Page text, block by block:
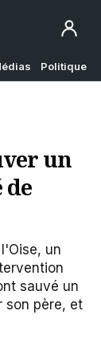
Politique
un
de
un
sauvé un
son père, et